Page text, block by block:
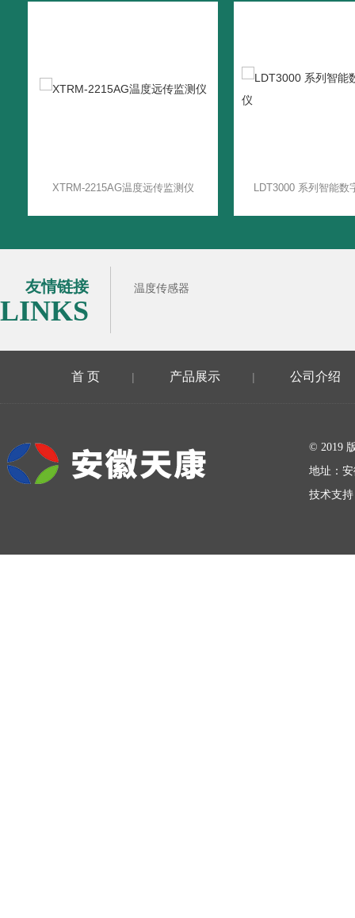
XTRM-2215AG温度远传监测仪
友情链接
LINKS
温度传感器
首 页 | 产品展示 | 公司介绍
© 2019
地址：
技术支